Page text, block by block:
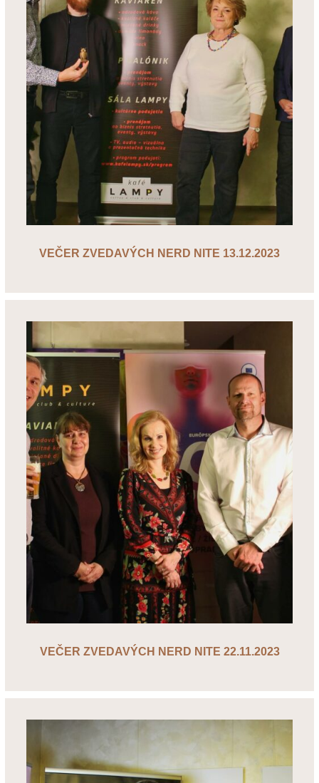
VEČER ZVEDAVÝCH NERD NITE 13.12.2023
VEČER ZVEDAVÝCH NERD NITE 22.11.2023